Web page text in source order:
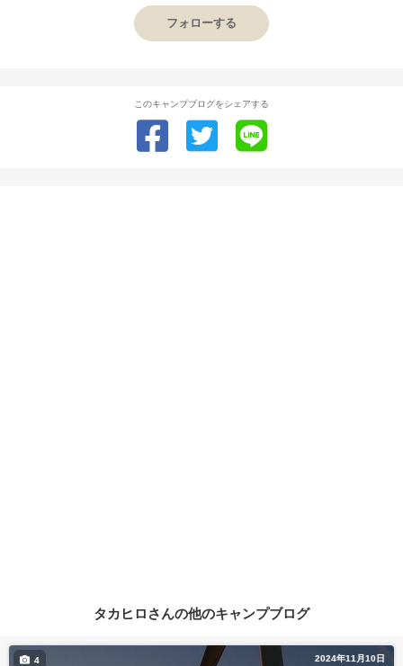
フォローする
このキャンプブログをシェアする
タカヒロさんの他のキャンプブログ
2024年11月10日
4